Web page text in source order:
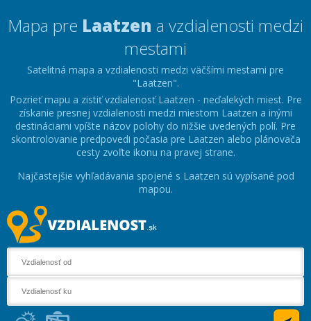
Mapa pre Laatzen a vzdialenosti medzi
mestami
Satelitná mapa a vzdialenosti medzi väčšími mestami pre
"Laatzen".
Pozrieť mapu a zistiť vzdialenosť Laatzen - neďalekých miest. Pre
získanie presnej vzdialenosti medzi miestom Laatzen a inými
destináciami vpíšte názov polohy do nižšie uvedených polí. Pre
skontrolovanie predpovedi počasia pre Laatzen alebo plánovača
cesty zvoľte ikonu na pravej strane.
Najčastejšie vyhľadávania spojené s Laatzen sú vypísané pod
mapou.